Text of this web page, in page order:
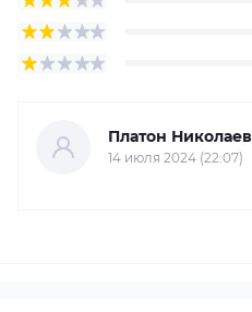
Платон Николаев
14 июля 2024 (22:07)